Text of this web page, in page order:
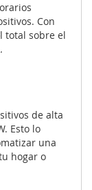
Con
total sobre el
de alta
Esto lo
una
hogar o